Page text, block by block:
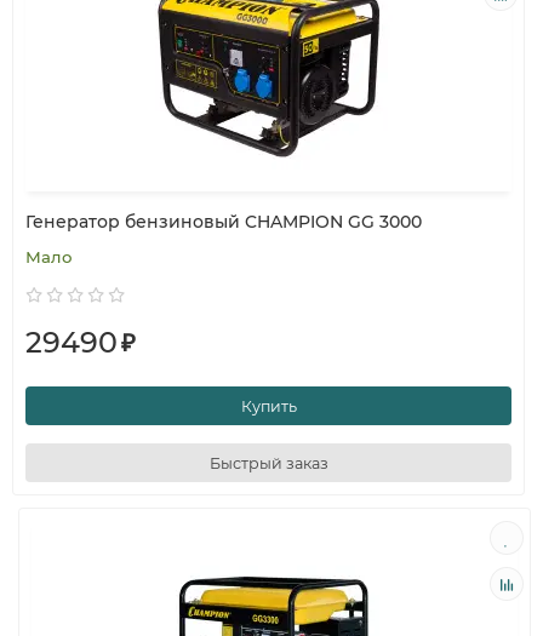
Генератор бензиновый CHAMPION GG 3000
Мало
29490₽
Купить
Быстрый заказ